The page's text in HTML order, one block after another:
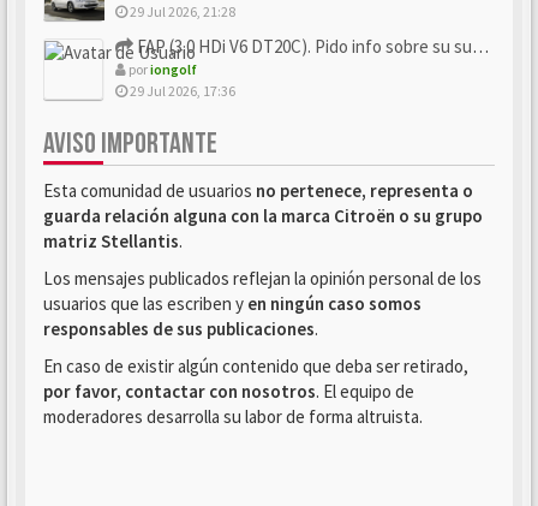
29 Jul 2026, 21:28
FAP (3.0 HDi V6 DT20C). Pido info sobre su sustitución
poriongolf
29 Jul 2026, 17:36
AVISO IMPORTANTE
Esta comunidad de usuarios no pertenece, representa o
guarda relación alguna con la marca Citroën o su grupo
matriz Stellantis.
Los mensajes publicados reflejan la opinión personal de los
usuarios que las escriben y en ningún caso somos
responsables de sus publicaciones.
En caso de existir algún contenido que deba ser retirado,
por favor, contactar con nosotros. El equipo de
moderadores desarrolla su labor de forma altruista.